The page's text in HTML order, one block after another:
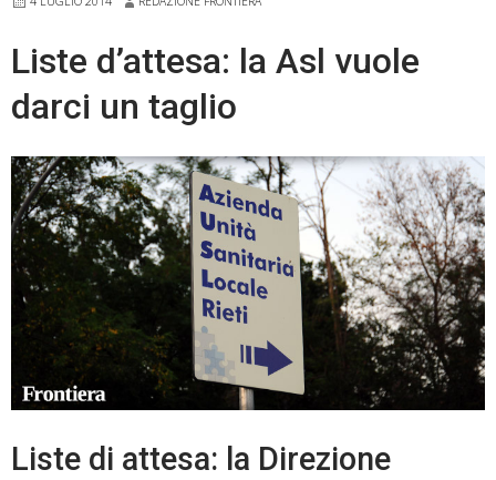
Liste d’attesa: la Asl vuole
darci un taglio
Liste di attesa: la Direzione